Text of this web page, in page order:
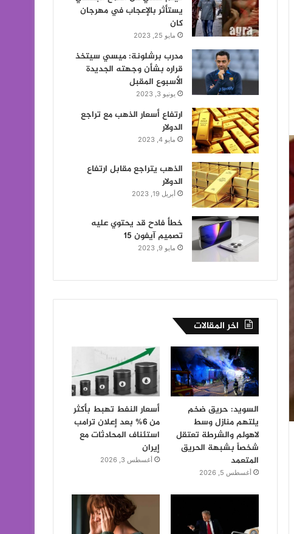
يستأثر بالإعجاب في مهرجان
كان
مايو 25, 2023
مدرب برشلونة: ميسي سيتخذ
قراره بشأن وجهته الجديدة
الأسبوع المقبل
يونيو 3, 2023
ارتفاع أسعار الذهب مع تراجع
الدولار
مايو 4, 2023
الذهب يتراجع مقابل ارتفاع
الدولار
أبريل 19, 2023
خطأ فادح قد يحتوي عليه
تصميم آيفون 15
مايو 9, 2023
اخر المقالات
السويد: حريق ضخم
يلتهم منازل وسط
لاهولم والشرطة تعتقل
شخصاً بشبهة الحريق
المتعمد
أغسطس 5, 2026
أسعار النفط تهبط بأكثر
من 6% بعد إعلان ترامب
استئناف المحادثات مع
إيران
أغسطس 3, 2026